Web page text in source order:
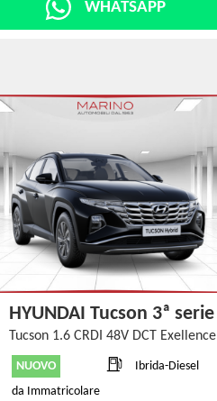
WHATSAPP
HYUNDAI Tucson 3ª serie
Tucson 1.6 CRDI 48V DCT Exellence
NUOVO
Ibrida-Diesel
da Immatricolare